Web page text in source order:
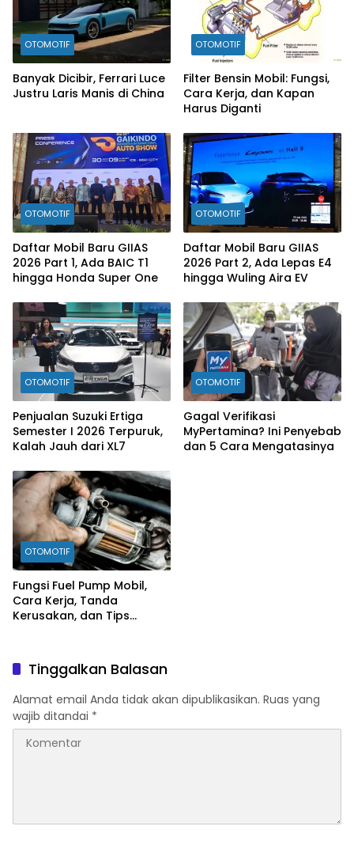
OTOMOTIF
Banyak Dicibir, Ferrari Luce
Justru Laris Manis di China
OTOMOTIF
Filter Bensin Mobil: Fungsi,
Cara Kerja, dan Kapan
Harus Diganti
OTOMOTIF
Daftar Mobil Baru GIIAS
2026 Part 1, Ada BAIC T1
hingga Honda Super One
OTOMOTIF
Daftar Mobil Baru GIIAS
2026 Part 2, Ada Lepas E4
hingga Wuling Aira EV
OTOMOTIF
Penjualan Suzuki Ertiga
Semester I 2026 Terpuruk,
Kalah Jauh dari XL7
OTOMOTIF
Gagal Verifikasi
MyPertamina? Ini Penyebab
dan 5 Cara Mengatasinya
OTOMOTIF
Fungsi Fuel Pump Mobil,
Cara Kerja, Tanda
Kerusakan, dan Tips
Tinggalkan Balasan
Alamat email Anda tidak akan dipublikasikan. Ruas yang
wajib ditandai *